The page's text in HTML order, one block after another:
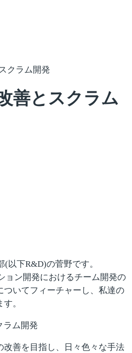
クラム開発
善とスクラム
以下R&D)の菅野です。
ョン開発におけるチーム開発の
ついてフィーチャーし、私達の
。
改善を目指し、日々色々な手法